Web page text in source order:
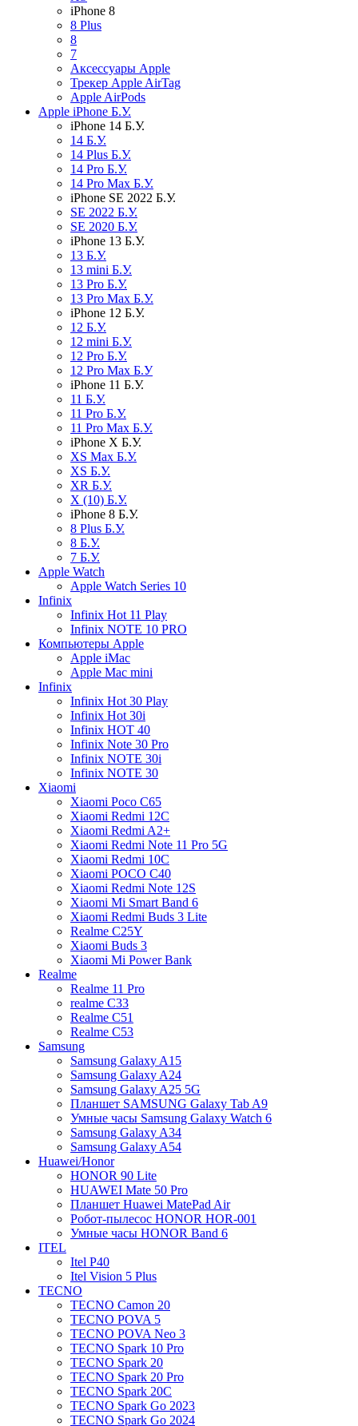
iPhone 8
8 Plus
8
7
Аксессуары Apple
Трекер Apple AirTag
Apple AirPods
Apple iPhone Б.У.
iPhone 14 Б.У.
14 Б.У.
14 Plus Б.У.
14 Pro Б.У.
14 Pro Max Б.У.
iPhone SE 2022 Б.У.
SE 2022 Б.У.
SE 2020 Б.У.
iPhone 13 Б.У.
13 Б.У.
13 mini Б.У.
13 Pro Б.У.
13 Pro Max Б.У.
iPhone 12 Б.У.
12 Б.У.
12 mini Б.У.
12 Pro Б.У.
12 Pro Max Б.У
iPhone 11 Б.У.
11 Б.У.
11 Pro Б.У.
11 Pro Max Б.У.
iPhone X Б.У.
XS Max Б.У.
XS Б.У.
XR Б.У.
X (10) Б.У.
iPhone 8 Б.У.
8 Plus Б.У.
8 Б.У.
7 Б.У.
Apple Watch
Apple Watch Series 10
Infinix
Infinix Hot 11 Play
Infinix NOTE 10 PRO
Компьютеры Apple
Apple iMac
Apple Mac mini
Infinix
Infinix Hot 30 Play
Infinix Hot 30i
Infinix HOT 40
Infinix Note 30 Pro
Infinix NOTE 30i
Infinix NOTE 30
Xiaomi
Xiaomi Poco C65
Xiaomi Redmi 12C
Xiaomi Redmi A2+
Xiaomi Redmi Note 11 Pro 5G
Xiaomi Redmi 10C
Xiaomi POCO C40
Xiaomi Redmi Note 12S
Xiaomi Mi Smart Band 6
Xiaomi Redmi Buds 3 Lite
Realme C25Y
Xiaomi Buds 3
Xiaomi Mi Power Bank
Realme
Realme 11 Pro
realme C33
Realme C51
Realme C53
Samsung
Samsung Galaxy A15
Samsung Galaxy A24
Samsung Galaxy A25 5G
Планшет SAMSUNG Galaxy Tab A9
Умные часы Samsung Galaxy Watch 6
Samsung Galaxy A34
Samsung Galaxy A54
Huawei/Honor
HONOR 90 Lite
HUAWEI Mate 50 Pro
Планшет Huawei MatePad Air
Робот-пылесос HONOR HOR-001
Умные часы HONOR Band 6
ITEL
Itel P40
Itel Vision 5 Plus
TECNO
TECNO Camon 20
TECNO POVA 5
TECNO POVA Neo 3
TECNO Spark 10 Pro
TECNO Spark 20
TECNO Spark 20 Pro
TECNO Spark 20C
TECNO Spark Go 2023
TECNO Spark Go 2024